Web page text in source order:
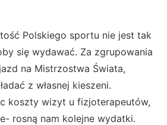
Polskiego sportu nie jest tak
się wydawać. Za zgrupowania
na Mistrzostwa Świata,
z własnej kieszeni.
koszty wizyt u fizjoterapeutów,
rosną nam kolejne wydatki.